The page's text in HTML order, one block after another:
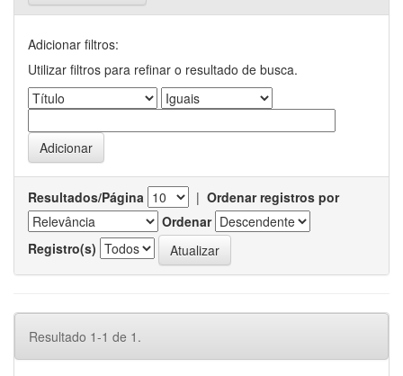
Adicionar filtros:
Utilizar filtros para refinar o resultado de busca.
Resultados/Página | Ordenar registros por
Ordenar
Registro(s)
Resultado 1-1 de 1.